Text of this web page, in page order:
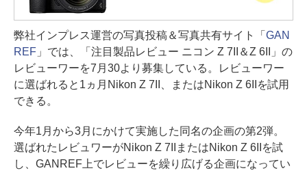
弊社インプレス運営の写真投稿＆写真共有サイト「 GAN
REF」では、「注目製品レビュー ニコン Z 7II＆Z 6II」の
レビューワーを7月30より募集している。レビューワー
に選ばれると1ヵ月Nikon Z 7II、またはNikon Z 6IIを試用
できる。
今年1月から3月にかけて実施した同名の企画の第2弾。
選ばれたレビュワーがNikon Z 7IIまたはNikon Z 6IIを試
し、GANREF上でレビューを繰り広げる企画になってい